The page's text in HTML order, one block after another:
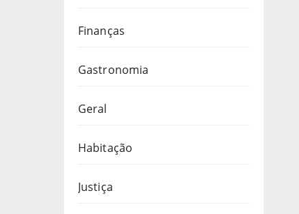
Finanças
Gastronomia
Geral
Habitação
Justiça